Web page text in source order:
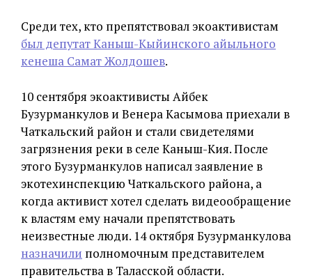
Среди тех, кто препятствовал экоактивистам
был депутат Каныш-Кыйинского айыльного
кенеша Самат Жолдошев.
10 сентября экоактивисты Айбек
Бузурманкулов и Венера Касымова приехали в
Чаткальский район и стали свидетелями
загрязнения реки в селе Каныш-Кия. После
этого Бузурманкулов написал заявление в
экотехинспекцию Чаткальского района, а
когда активист хотел сделать видеообращение
к властям ему начали препятствовать
неизвестные люди. 14 октября Бузурманкулова
назначили полномочным представителем
правительства в Таласской области.